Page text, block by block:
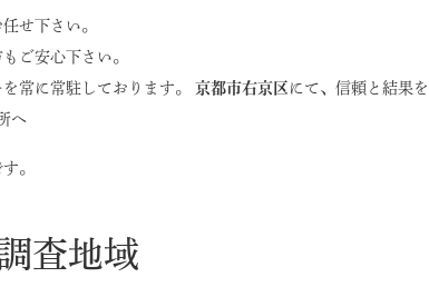
せ下さい。
ご安心下さい。
常に常駐しております。 京都市右京区 にて、信頼と結果を
へ
。
査地域